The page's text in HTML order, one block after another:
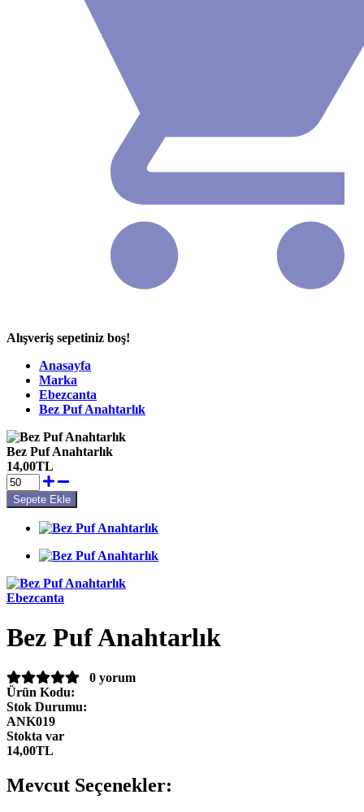
Alışveriş sepetiniz boş!
Anasayfa
Marka
Ebezcanta
Bez Puf Anahtarlık
Bez Puf Anahtarlık
14,00TL
Ebezcanta
Bez Puf Anahtarlık
0 yorum
Ürün Kodu:
Stok Durumu:
ANK019
Stokta var
14,00TL
Mevcut Seçenekler: